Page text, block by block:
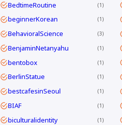
BedtimeRoutine 1
beginnerKorean 1
BehavioralScience 3
BenjaminNetanyahu 1
bentobox 1
BerlinStatue 1
bestcafesinSeoul 1
BIAF 1
biculturalidentity 1